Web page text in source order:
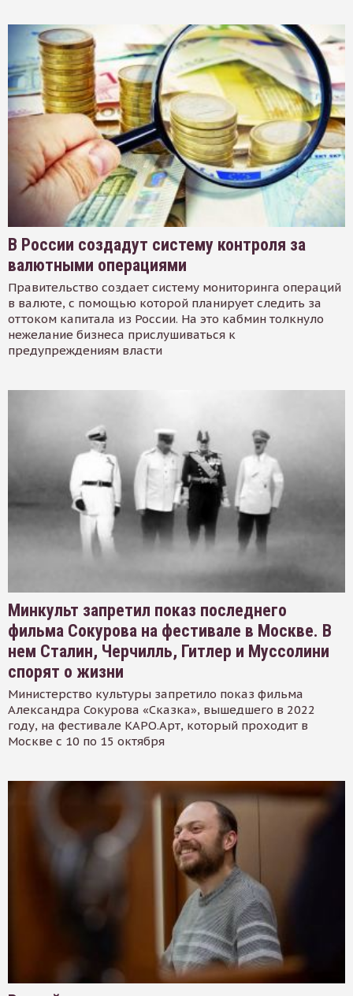
В России создадут систему контроля за
валютными операциями
Правительство создает систему мониторинга операций
в валюте, с помощью которой планирует следить за
оттоком капитала из России. На это кабмин толкнуло
нежелание бизнеса прислушиваться к
предупреждениям власти
Минкульт запретил показ последнего
фильма Сокурова на фестивале в Москве. В
нем Сталин, Черчилль, Гитлер и Муссолини
спорят о жизни
Министерство культуры запретило показ фильма
Александра Сокурова «Сказка», вышедшего в 2022
году, на фестивале КАРО.Арт, который проходит в
Москве с 10 по 15 октября